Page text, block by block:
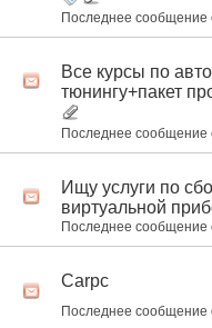
Последнее сообщение
Все курсы по
тюнингу+пакет
Последнее сообщение
Ищу услуги по
виртуальной
Последнее сообщение
Carpc
Последнее сообщение